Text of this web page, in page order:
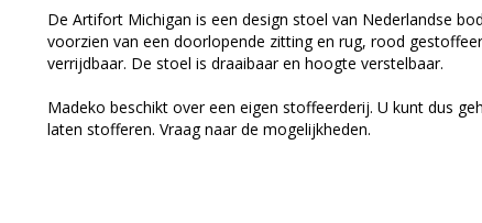
De Artifort Michigan is een design stoel van Nederlandse
voorzien van een doorlopende zitting en rug, rood
verrijdbaar. De stoel is draaibaar en hoogte verstelbaar.
Madeko beschikt over een eigen stoffeerderij. U kunt dus
laten stofferen. Vraag naar de mogelijkheden.